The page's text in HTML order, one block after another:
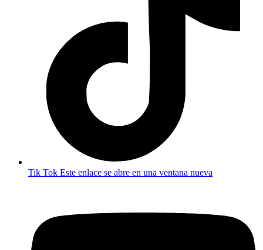
Tik Tok Este enlace se abre en una ventana nueva